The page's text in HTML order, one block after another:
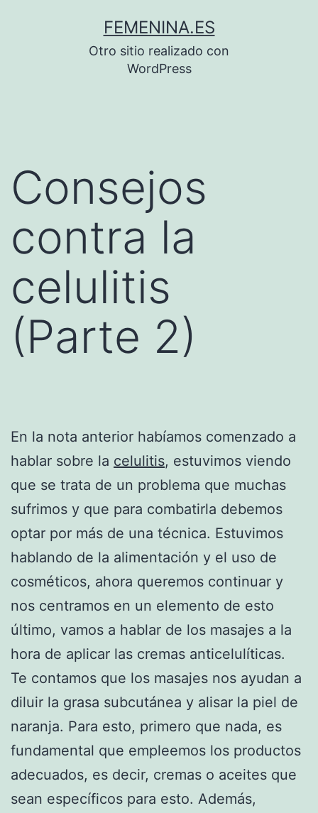
FEMENINA.ES
Otro sitio realizado con
WordPress
Consejos
contra la
celulitis
(Parte 2)
En la nota anterior habíamos comenzado a
hablar sobre la celulitis, estuvimos viendo
que se trata de un problema que muchas
sufrimos y que para combatirla debemos
optar por más de una técnica. Estuvimos
hablando de la alimentación y el uso de
cosméticos, ahora queremos continuar y
nos centramos en un elemento de esto
último, vamos a hablar de los masajes a la
hora de aplicar las cremas anticelulíticas.
Te contamos que los masajes nos ayudan a
diluir la grasa subcutánea y alisar la piel de
naranja. Para esto, primero que nada, es
fundamental que empleemos los productos
adecuados, es decir, cremas o aceites que
sean específicos para esto. Además,